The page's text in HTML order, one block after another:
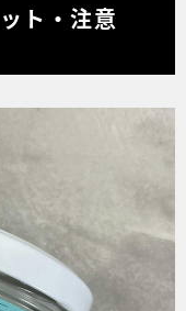
ト・注意